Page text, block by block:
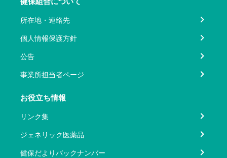
所在地・連絡先
個人情報保護方針
公告
事業所担当者ページ
お役立ち情報
リンク集
ジェネリック医薬品
健保だよりバックナンバー